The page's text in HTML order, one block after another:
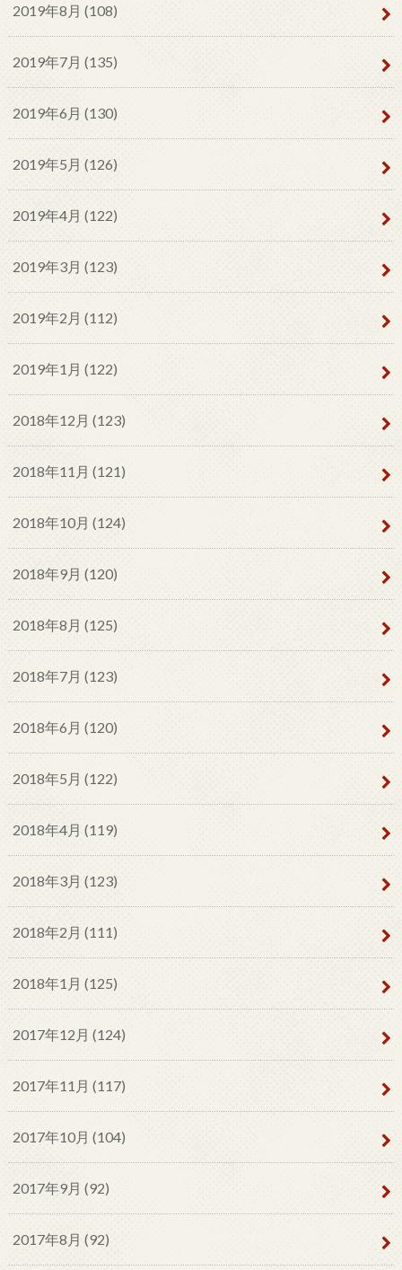
2019年8月 (108)
2019年7月 (135)
2019年6月 (130)
2019年5月 (126)
2019年4月 (122)
2019年3月 (123)
2019年2月 (112)
2019年1月 (122)
2018年12月 (123)
2018年11月 (121)
2018年10月 (124)
2018年9月 (120)
2018年8月 (125)
2018年7月 (123)
2018年6月 (120)
2018年5月 (122)
2018年4月 (119)
2018年3月 (123)
2018年2月 (111)
2018年1月 (125)
2017年12月 (124)
2017年11月 (117)
2017年10月 (104)
2017年9月 (92)
2017年8月 (92)